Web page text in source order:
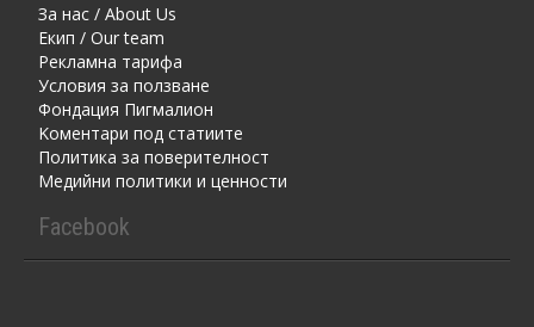
За нас / About Us
Екип / Our team
Рекламна тарифа
Условия за ползване
Фондация Пигмалион
Kоментaри под статиите
Политика за поверителност
Медийни политики и ценности
Facebook